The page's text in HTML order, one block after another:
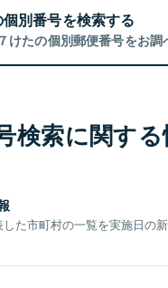
別番号を検索する
けたの個別郵便番号をお調
検索に関す
た市町村の一覧を実施日の